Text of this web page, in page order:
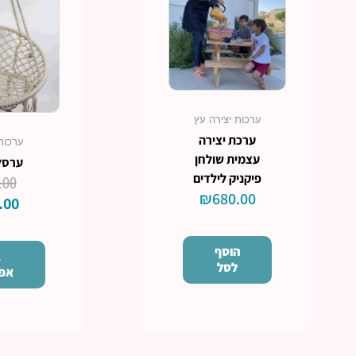
ערכות יצירה עץ
ערכת יצירה
עצמית שולחן
פיקניק לילדים
₪680.00
הוסף
לסל